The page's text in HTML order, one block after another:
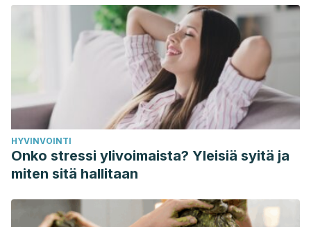
potential risks to human health.”Critical reviews in
35.5 (2005): 435-458.
HYVINVOINTI
Onko stressi ylivoimaista? Yleisiä syitä ja
miten sitä hallitaan